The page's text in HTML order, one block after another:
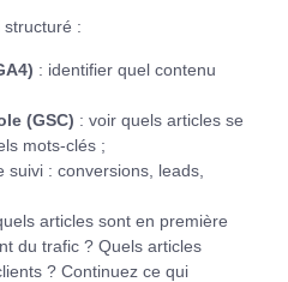
structuré :
: identifier quel contenu
(GSC) : voir quels articles se
mots-clés ;
suivi : conversions, leads,
articles sont en première
du trafic ? Quels articles
? Continuez ce qui